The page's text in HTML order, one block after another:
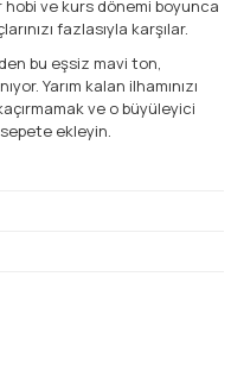
ve kurs dönemi boyunca
fazlasıyla karşılar.
bu eşsiz mavi ton,
Yarım kalan ilhamınızı
ve o büyüleyici
sepete ekleyin.